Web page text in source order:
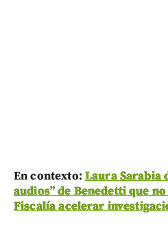
En contexto: Laura Sarabia
audios” de Benedetti que
Fiscalía acelerar